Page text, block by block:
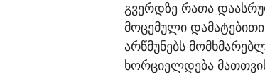
გვერდზე რათა
მოცემული
არწმუნებს
ხორციელდება